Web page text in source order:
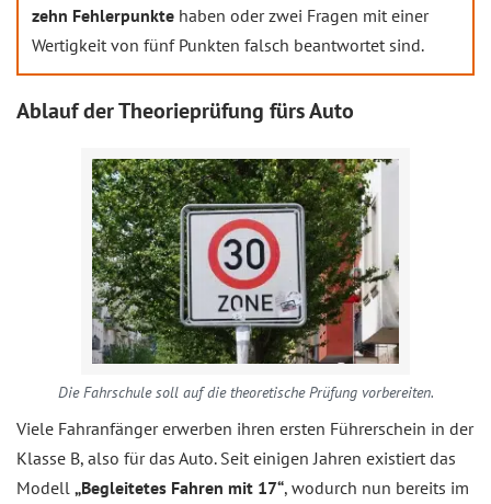
zehn Fehlerpunkte haben oder zwei Fragen mit einer
Wertigkeit von fünf Punkten falsch beantwortet sind.
Ablauf der Theorieprüfung fürs Auto
Die Fahrschule soll auf die theoretische Prüfung vorbereiten.
Viele Fahranfänger erwerben ihren ersten Führerschein in der
Klasse B, also für das Auto. Seit einigen Jahren existiert das
Modell „Begleitetes Fahren mit 17“, wodurch nun bereits im